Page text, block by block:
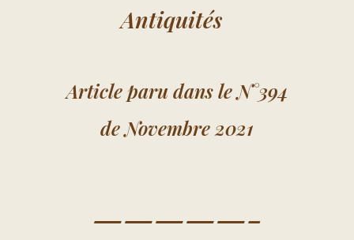
Antiquités
Article paru dans le N°394
de Novembre 2021
—————-